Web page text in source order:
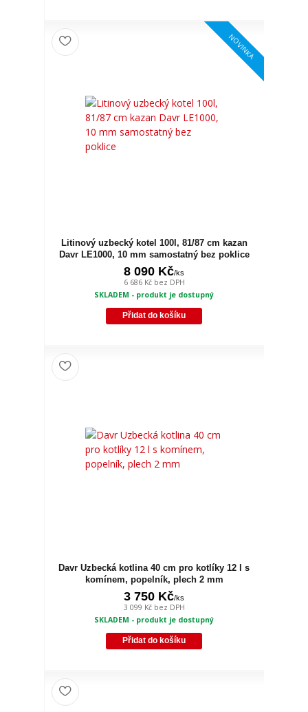
NOVINKA
Litinový uzbecký kotel 100l, 81/87 cm kazan
Davr LE1000, 10 mm samostatný bez poklice
8 090 Kč/ks
6 686 Kč bez DPH
SKLADEM - produkt je dostupný
Přidat do košíku
Davr Uzbecká kotlina 40 cm pro kotlíky 12 l s
komínem, popelník, plech 2 mm
3 750 Kč/ks
3 099 Kč bez DPH
SKLADEM - produkt je dostupný
Přidat do košíku